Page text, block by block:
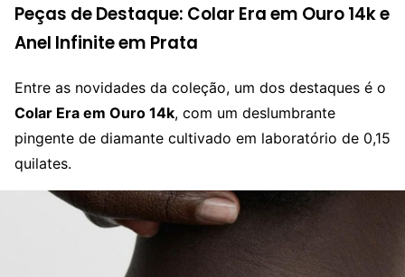
Peças de Destaque: Colar Era em Ouro 14k e
Anel Infinite em Prata
Entre as novidades da coleção, um dos destaques é o
Colar Era em Ouro 14k, com um deslumbrante
pingente de diamante cultivado em laboratório de 0,15
quilates.